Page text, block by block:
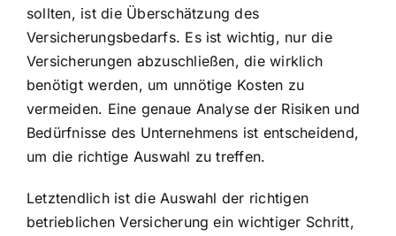
sollten, ist die Überschätzung des
Versicherungsbedarfs. Es ist wichtig, nur die
Versicherungen abzuschließen, die wirklich
benötigt werden, um unnötige Kosten zu
vermeiden. Eine genaue Analyse der Risiken und
Bedürfnisse des Unternehmens ist entscheidend,
um die richtige Auswahl zu treffen.
Letztendlich ist die Auswahl der richtigen
betrieblichen Versicherung ein wichtiger Schritt,